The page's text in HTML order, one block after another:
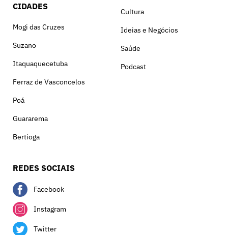
CIDADES
Mogi das Cruzes
Suzano
Itaquaquecetuba
Ferraz de Vasconcelos
Poá
Guararema
Bertioga
Cultura
Ideias e Negócios
Saúde
Podcast
REDES SOCIAIS
Facebook
Instagram
Twitter